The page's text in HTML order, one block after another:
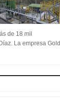
de 18 mil
La empresa Gold